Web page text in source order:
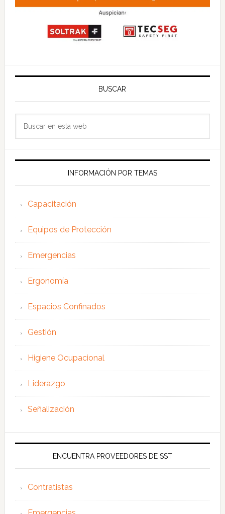
BUSCAR
web
INFORMACIÓN POR TEMAS
Capacitación
Equipos de Protección
Emergencias
Ergonomía
Espacios Confinados
Gestión
Higiene Ocupacional
Liderazgo
Señalización
ENCUENTRA PROVEEDORES DE SST
Contratistas